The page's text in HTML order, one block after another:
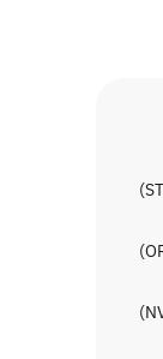
)
)
)